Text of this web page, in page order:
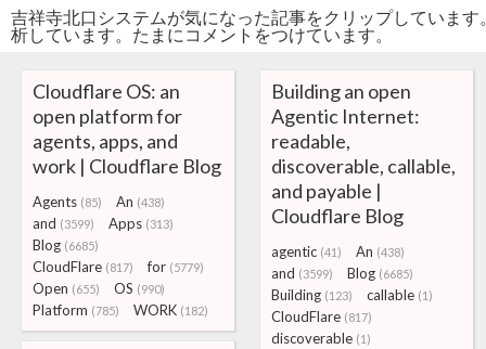
吉祥寺北口システムが気になった記事をクリップしていま
析しています。たまにコメントをつけています。
Cloudflare OS: an
open platform for
agents, apps, and
work | Cloudflare Blog
Agents (85) An (438)
and (3599) Apps (313)
Blog (6685)
CloudFlare (817) for (5779)
Open (655) OS (990)
Platform (785) WORK (182)
Building an open
Agentic Internet:
readable,
discoverable, callable,
and payable |
Cloudflare Blog
agentic (41) An (438)
and (3599) Blog (6685)
Building (123) callable (1)
CloudFlare (817)
discoverable (1)